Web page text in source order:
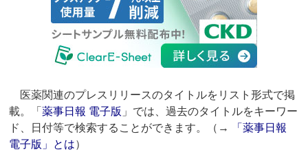
医薬関連のプレスリリースのタイトルをリスト形式で掲
載。「薬事日報 電子版 」では、過去のタイトルをキーワー
ド、日付等で検索することができます。（→
「薬事日報
電子版」とは）